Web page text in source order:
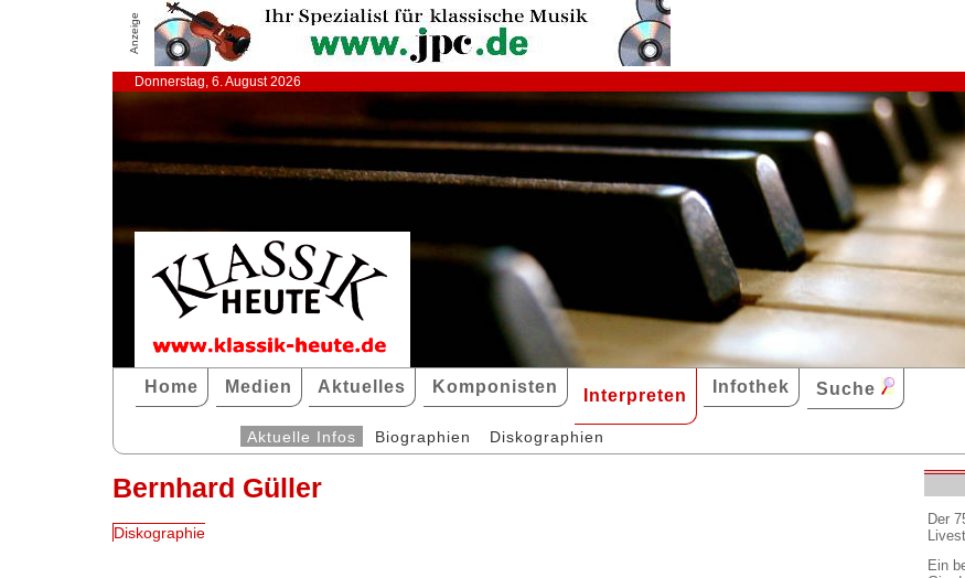
Anzeige
Donnerstag, 6. August 2026
Home Medien Aktuelles Komponisten Interpreten Infothek Suche
Aktuelle Infos Biographien Diskographien
Bernhard Güller
Diskographie
Der
Ein